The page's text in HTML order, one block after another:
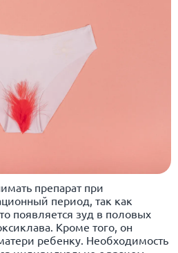
препарат при
период, так как
появляется зуд в половых
Кроме того, он
ребенку. Необходимость